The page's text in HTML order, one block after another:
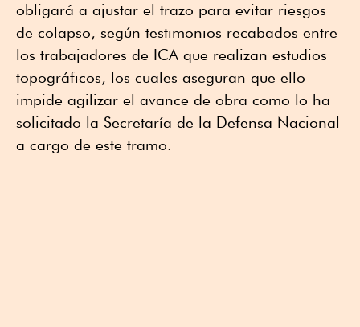
obligará a ajustar el trazo para evitar riesgos
de colapso, según testimonios recabados entre
los trabajadores de ICA que realizan estudios
topográficos, los cuales aseguran que ello
impide agilizar el avance de obra como lo ha
solicitado la Secretaría de la Defensa Nacional
a cargo de este tramo.